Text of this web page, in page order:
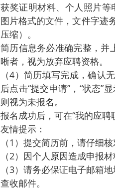
获奖证明材料、个人照片
图片格式的文件，文件字迹
压缩）。
简历信息务必准确完整，并
晰者，视为放弃应聘资格。
（4）简历填写完成，确认
后点击“提交申请”，“状态”
则视为未报名。
报名成功后，可在“我的应聘
友情提示：
（1）提交简历前，请仔细
（2）因个人原因造成申报
（3）请务必保证电子邮箱
查收邮件。